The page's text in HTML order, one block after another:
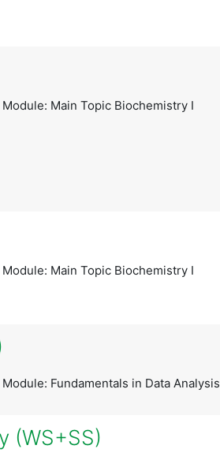
Main Topic Biochemistry I
Main Topic Biochemistry I
Fundamentals in Data Analysis
(WS+SS)